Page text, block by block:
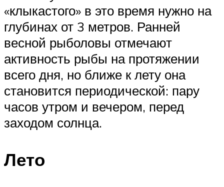
«клыкастого» в это время нужно на
глубинах от 3 метров. Ранней
весной рыболовы отмечают
активность рыбы на протяжении
всего дня, но ближе к лету она
становится периодической: пару
часов утром и вечером, перед
заходом солнца.
Лето